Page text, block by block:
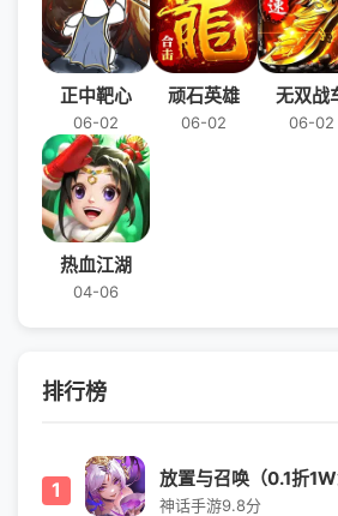
正中靶心
06-02
顽石英雄
06-02
无双战
06-02
热血江湖
04-06
排行榜
1 放置与召唤（0.1折1W
神话手游9.8分